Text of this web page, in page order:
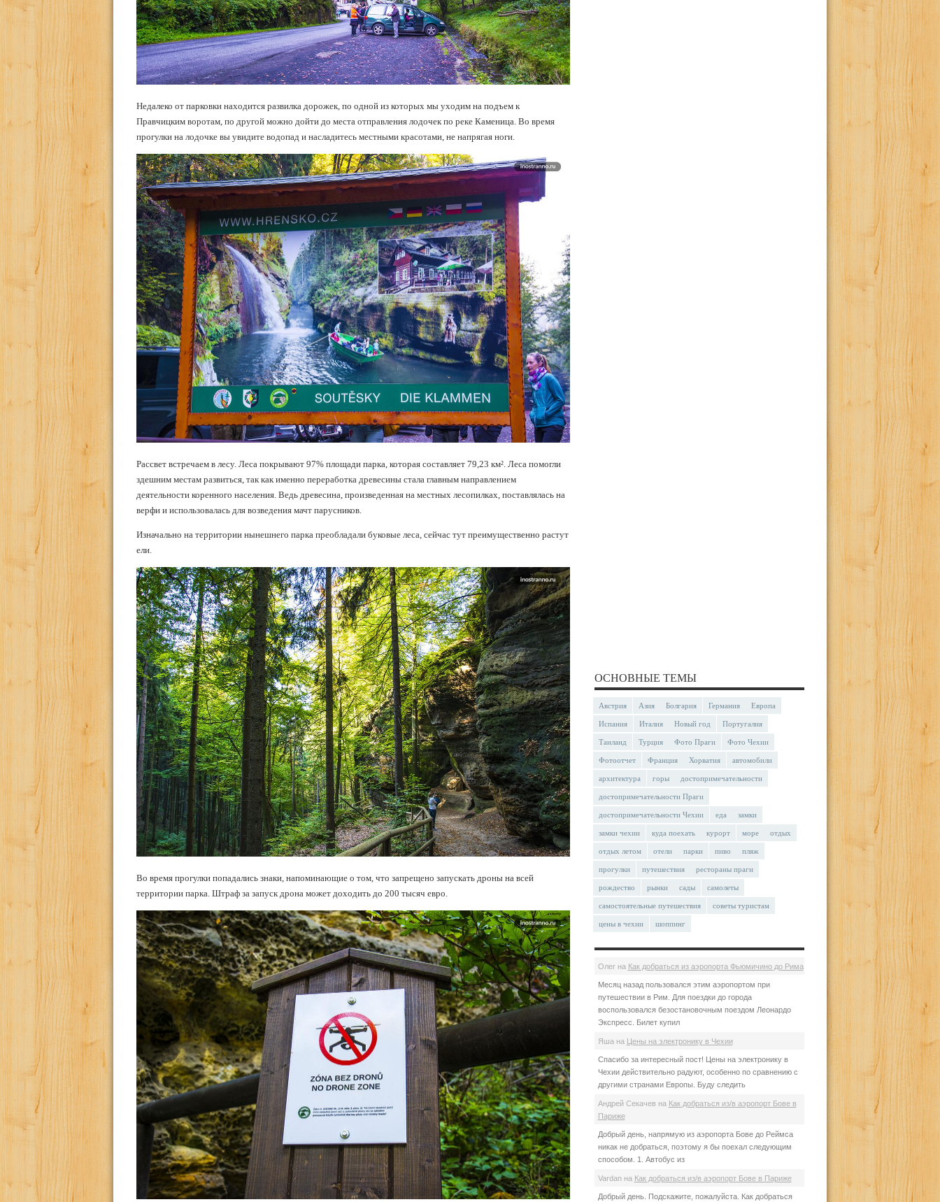
Недалеко от парковки находится развилка дорожек, по одной из которых мы уходим на подъем к
Правчицким воротам, по другой можно дойти до места отправления лодочек по реке Каменица. Во время
прогулки на лодочке вы увидите водопад и насладитесь местными красотами, не напрягая ноги.
Рассвет встречаем в лесу. Леса покрывают 97% площади парка, которая составляет 79,23 км². Леса помогли
здешним местам развиться, так как именно переработка древесины стала главным направлением
деятельности коренного населения. Ведь древесина, произведенная на местных лесопилках, поставлялась на
верфи и использовалась для возведения мачт парусников.
Изначально на территории нынешнего парка преобладали буковые леса, сейчас тут преимущественно растут
ели.
Во время прогулки попадались знаки, напоминающие о том, что запрещено запускать дроны на всей
территории парка. Штраф за запуск дрона может доходить до 200 тысяч евро.
ОСНОВНЫЕ ТЕМЫ
Австрия Азия Болгария Германия Европа
Испания Италия Новый год Португалия
Таиланд Турция Фото Праги Фото Чехии
Фотоотчет Франция Хорватия автомобили
архитектура горы достопримечательности
достопримечательности Праги
достопримечательности Чехии еда замки
замки чехии куда поехать курорт море отдых
отдых летом отели парки пиво пляж
прогулки путешествия рестораны праги
рождество рынки сады самолеты
самостоятельные путешествия советы туристам
цены в чехии шоппинг
Олегна Как добраться из аэропорта Фьюмичино до Рима
Месяц назад пользовался этим аэропортом при
путешествии в Рим. Для поездки до города
воспользовался безостановочным поездом Леонардо
Экспресс. Билет купил
Яша на Цены на электронику в Чехии
Спасибо за интересный пост! Цены на электронику в
Чехии действительно радуют, особенно по сравнению с
другими странами Европы. Буду следить
Андрей Секачев на Как добраться из/в аэропорт Бове в
Париже
Добрый день, напрямую из аэропорта Бове до Реймса
никак не добраться, поэтому я бы поехал следующим
способом. 1. Автобус из
Vardanна Как добраться из/в аэропорт Бове в Париже
Добрый день. Подскажите, пожалуйста. Как добраться